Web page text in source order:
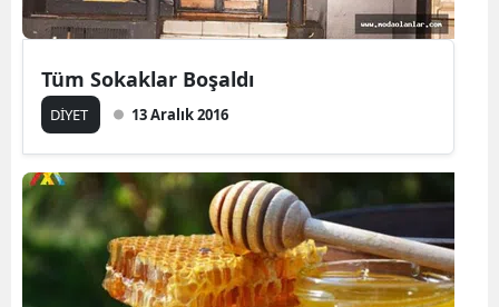
Tüm Sokaklar Boşaldı
DİYET 13 Aralık 2016